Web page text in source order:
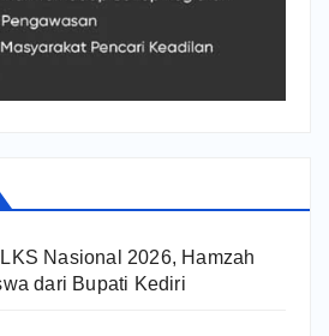
Nasional 2026, Hamzah
dari Bupati Kediri